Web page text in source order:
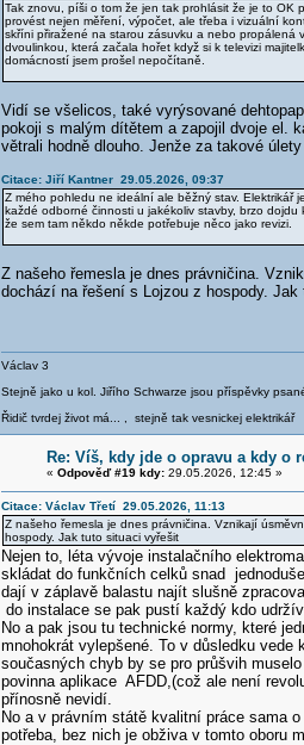
Tak znovu, píši o tom že jen tak prohlásit že je to
provést nejen měření, výpočet, ale třeba i vizuální
skříni přiražené na starou zásuvku a nebo propálená
dvoulinkou, která začala hořet když si k televizi
domácností jsem prošel nepočítaně.
Vidí se všelicos, také vyrýsované
pokoji s malým dítětem a zapojil dvoje el.
větrali hodně dlouho. Jenže za takové
Citace: Jiří Kantner 29.05.2026, 09:37
Z mého pohledu ne ideální ale běžný stav.
každé odborné činnosti u jakékoliv stavby, brzo
že sem tam někdo někde potřebuje něco jako revizi.
Z našeho řemesla je dnes právničina.
dochází na řešení s Lojzou z hospody.
Václav 3
Stejně jako u kol. Jiřího Schwarze jsou příspěvky
Řidič tvrdej život má... , stejně tak vesnickej elektrikář
Re: Víš, kdy jde o opravu a kdy o
« Odpověď #19 kdy:29.05.2026, 12:45 »
Citace: Václav Třetí 29.05.2026, 11:13
Z našeho řemesla je dnes právničina. Vznikají
hospody. Jak tuto situaci vyřešit
Nejen to, léta vývoje instalačního
skládat do funkčních celků snad
dají v záplavě balastu najít slušně
do instalace se pak pustí každý kdo
No a pak jsou tu technické normy, které
mnohokrát vylepšené. To v důsledku
současných chyb by se pro průšvih
povinna aplikace AFDD,(což ale není
přínosně nevidí.
No a v právním státě kvalitní práce sama
potřeba, bez nich je obživa v tomto oboru